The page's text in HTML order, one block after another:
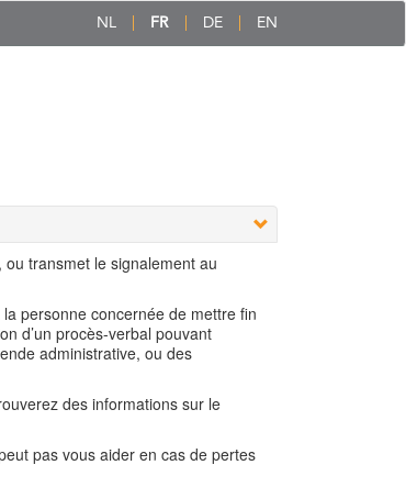
NL FR DE EN
transmet le signalement au
personne concernée de mettre fin
d’un procès-verbal pouvant
administrative, ou des
des informations sur le
pas vous aider en cas de pertes